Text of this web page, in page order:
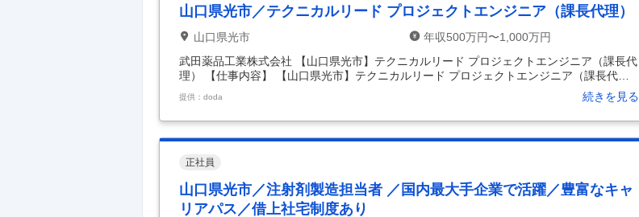
山口県光市／テクニカルリード プロジェクトエンジニア（課長代理）
山口県光市
年収500万円〜1,000万円
武田薬品工業株式会社 【山口県光市】テクニカルリード プロジェクトエンジニア（課長代
理） 【仕事内容】 【山口県光市】テクニカルリード プロジェクトエンジニア（課長代
理） 【具体的な仕事内容】 ■募集部門の紹介 光工場（山口県）エンジニアリング部は、医
薬品製造工場の設備(建築、機器、空調、配管、電気、計装）に関するオーナーズ・エンジ
ニアリング業務（自社の立場に立ったエンジニアリング業務）を実施し光工場のすべての
備仕様の検討 -予
提供：doda 続きを見る
正社員
山口県光市／注射剤製造担当者 ／国内最大手企業で活躍／豊富なキャ
リアパス／借上社宅制度あり